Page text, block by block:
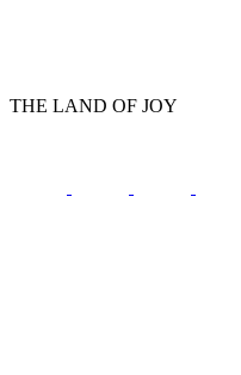
THE LAND OF JOY